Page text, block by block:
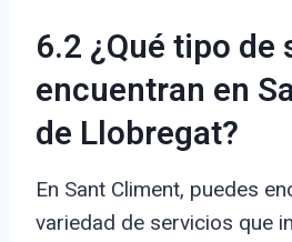
6.2 ¿Qué tipo
encuentran en
de Llobregat?
En Sant Climent, puedes
variedad de servicios que